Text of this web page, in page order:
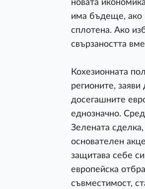
новата
има бъдеще, ако
сплотена. Ако
свързаността
Кохезионната
регионите,
досегашните
еднозначно.
Зелената
основателен
защитава себе
европейска
съвместимост,